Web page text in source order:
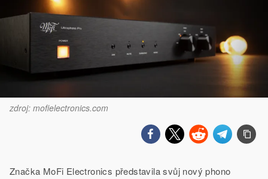
zdroj: mofielectronics.com
Značka MoFi Electronics představila svůj nový phono